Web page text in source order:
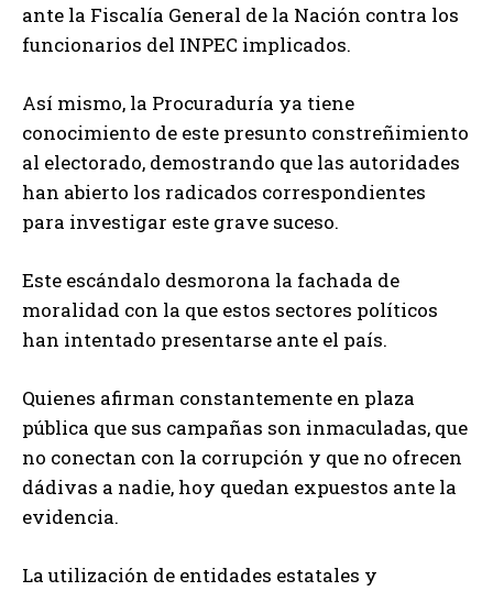
ante la Fiscalía General de la Nación contra los
funcionarios del INPEC implicados.
Así mismo, la Procuraduría ya tiene
conocimiento de este presunto constreñimiento
al electorado, demostrando que las autoridades
han abierto los radicados correspondientes
para investigar este grave suceso.
Este escándalo desmorona la fachada de
moralidad con la que estos sectores políticos
han intentado presentarse ante el país.
Quienes afirman constantemente en plaza
pública que sus campañas son inmaculadas, que
no conectan con la corrupción y que no ofrecen
dádivas a nadie, hoy quedan expuestos ante la
evidencia.
La utilización de entidades estatales y